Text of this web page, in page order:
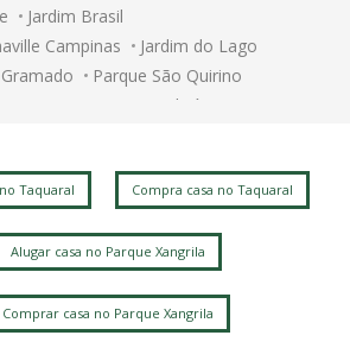
Jardim Brasil
Campinas
Jardim do Lago
Parque São Quirino
Cambuí
Jardim do Trevo
Taquaral
Parque Xangrilá
Alphaville Campinas
Taquaral Compra casa no Taquaral
Alugar casa no Parque Xangrila
Comprar casa no Parque Xangrila